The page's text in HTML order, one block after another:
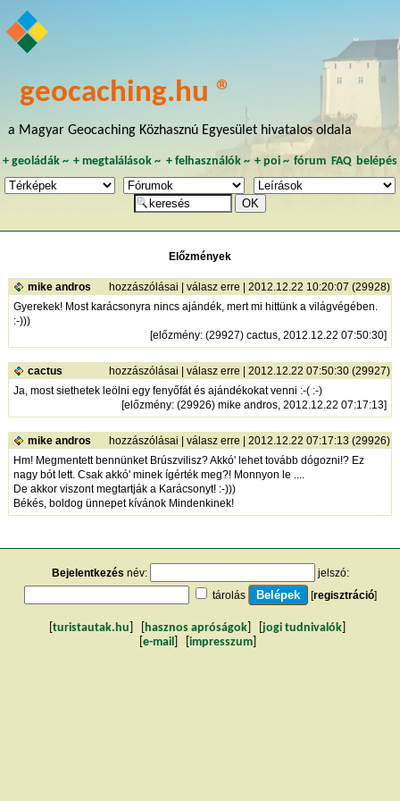
geocaching.hu ®
a Magyar Geocaching Közhasznú Egyesület hivatalos oldala
+ geoládák~ +megtalálások ~ + felhasználók~ + poi~ fórum FAQ belépés
Előzmények
mike andros hozzászólásai | válasz erre | 2012.12.22 10:20:07 (29928)
Gyerekek! Most karácsonyra nincs ajándék, mert mi hittünk a világvégében.
:-)))
[előzmény: (29927) cactus, 2012.12.22 07:50:30]
cactus hozzászólásai | válasz erre | 2012.12.22 07:50:30 (29927)
Ja, most siethetek leölni egy fenyőfát és ajándékokat venni :-( :-)
[előzmény: (29926) mike andros, 2012.12.22 07:17:13]
mike andros hozzászólásai | válasz erre | 2012.12.22 07:17:13 (29926)
Hm! Megmentett bennünket Brúszvilisz? Akkó' lehet tovább dógozni!? Ez
nagy bót lett. Csak akkó' minek ígérték meg?! Monnyon le ....
De akkor viszont megtartják a Karácsonyt! :-)))
Békés, boldog ünnepet kívánok Mindenkinek!
Bejelentkezés név:
jelszó:
tárolás
[regisztráció]
turistautak.hu hasznos apróságok jogi tudnivalók
e-mail impresszum]